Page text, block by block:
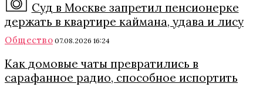
Суд в Москве запретил пенсионерке
держать в квартире каймана, удава и лису
Общество 07.08.2026 16:24
Как домовые чаты превратились в
сарафанное радио, способное испортить